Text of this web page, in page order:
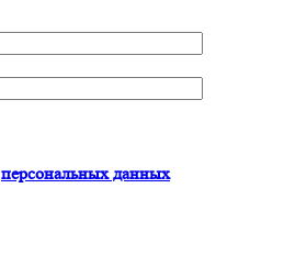
персональных данных